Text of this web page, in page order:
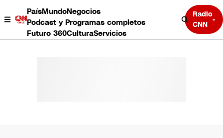
PaísMundoNegocios
Podcast y Programas completos
Futuro 360CulturaServicios
Radio
CNN